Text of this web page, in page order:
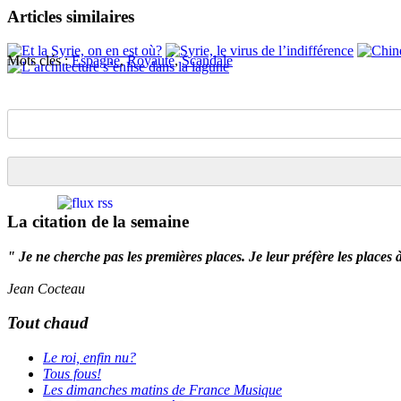
Articles similaires
Mots clés :Espagne,Royauté,Scandale
La citation de la semaine
" Je ne cherche pas les premières places. Je leur préfère les places
Jean Cocteau
Tout chaud
Le roi, enfin nu?
Tous fous!
Les dimanches matins de France Musique